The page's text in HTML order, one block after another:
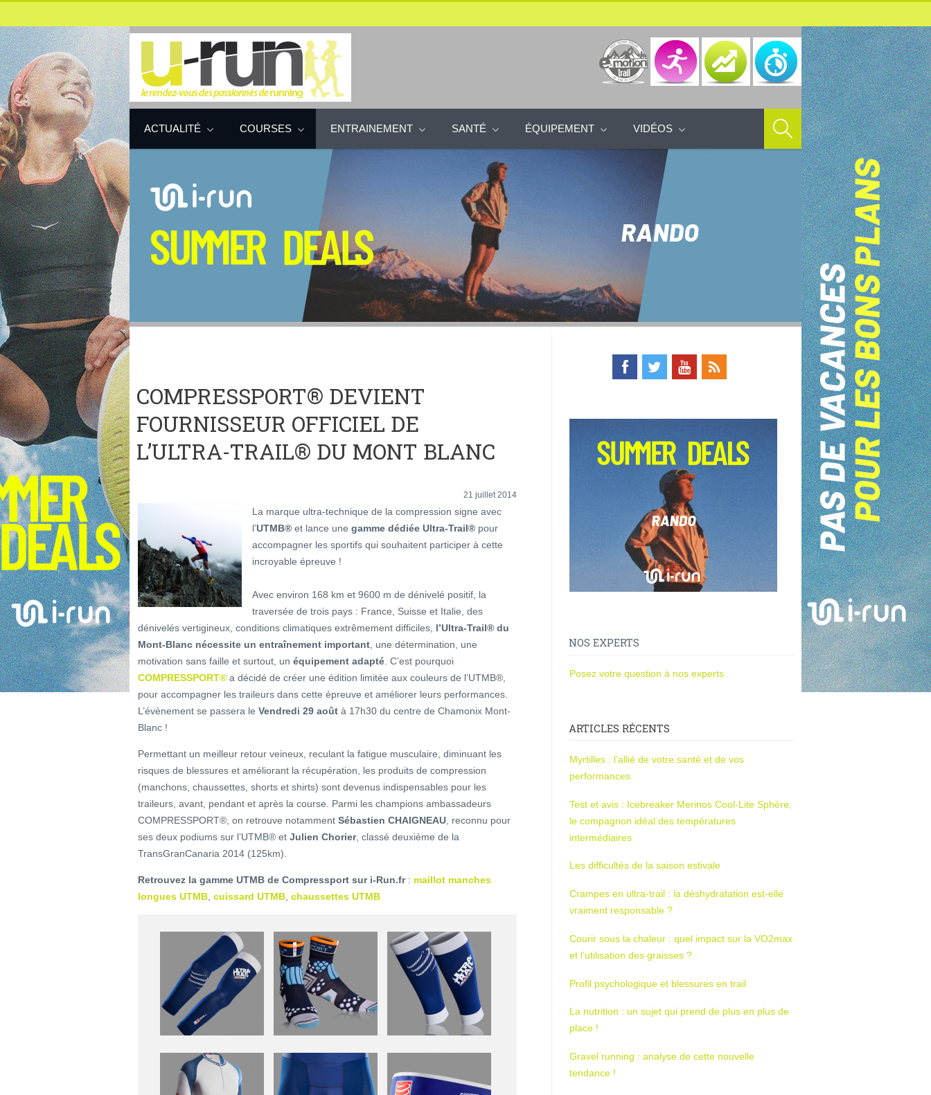
ACTUALITÉ COURSES ENTRAINEMENT SANTÉ ÉQUIPEMENT VIDÉOS
COMPRESSPORT® DEVIENT
FOURNISSEUR OFFICIEL DE
L’ULTRA-TRAIL® DU MONT BLANC
21 juillet 2014
La marque ultra-technique de la compression signe avec
l’UTMB® et lance une gamme dédiée Ultra-Trail® pour
accompagner les sportifs qui souhaitent participer à cette
incroyable épreuve !
Avec environ 168 km et 9600 m de dénivelé positif, la
traversée de trois pays : France, Suisse et Italie, des
dénivelés vertigineux, conditions climatiques extrêmement difficiles, l’Ultra-Trail® du
Mont-Blanc nécessite un entraînement important , une détermination, une
motivation sans faille et surtout, un équipement adapté . C’est pourquoi
COMPRESSPORT® a décidé de créer une édition limitée aux couleurs de l’UTMB®,
pour accompagner les traileurs dans cette épreuve et améliorer leurs performances.
L’évènement se passera le Vendredi 29 août à 17h30 du centre de Chamonix Mont-
Blanc !
Permettant un meilleur retour veineux, reculant la fatigue musculaire, diminuant les
risques de blessures et améliorant la récupération, les produits de compression
(manchons, chaussettes, shorts et shirts) sont devenus indispensables pour les
traileurs, avant, pendant et après la course. Parmi les champions ambassadeurs
COMPRESSPORT®, on retrouve notamment Sébastien CHAIGNEAU , reconnu pour
ses deux podiums sur l’UTMB® et Julien Chorier, classé deuxième de la
TransGranCanaria 2014 (125km).
Retrouvez la gamme UTMB de Compressport sur i-Run.fr: maillot manches
longues UTMB cuissard UTMB chaussettes UTMB
NOS EXPERTS
Posez votre question à nos experts
ARTICLES RÉCENTS
Myrtilles : l’allié de votre santé et de vos
performances
Test et avis : Icebreaker Merinos Cool-Lite Sphère,
le compagnon idéal des températures
intermédiaires
Les difficultés de la saison estivale
Crampes en ultra-trail : la déshydratation est-elle
vraiment responsable ?
Courir sous la chaleur : quel impact sur la VO2max
et l’utilisation des graisses ?
Profil psychologique et blessures en trail
La nutrition : un sujet qui prend de plus en plus de
place !
Gravel running : analyse de cette nouvelle
tendance !